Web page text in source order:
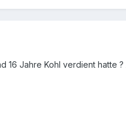
16 Jahre Kohl verdient hatte